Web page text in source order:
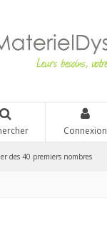
Connexion
des 40 premiers nombres